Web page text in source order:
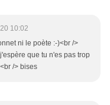
10:02
ni le poète :-)<br />
que tu n'es pas trop
/> bises